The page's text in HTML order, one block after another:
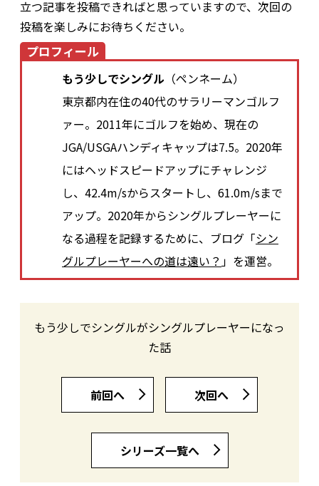
立つ記事を投稿できればと思っていますので、次回の
投稿を楽しみにお待ちください。
プロフィール
もう少しでシングル （ペンネーム）
東京都内在住の40代のサラリーマンゴルフ
ァー。2011年にゴルフを始め、現在の
JGA/USGAハンディキャップは7.5。2020年
にはヘッドスピードアップにチャレンジ
し、42.4m/sからスタートし、61.0m/sまで
アップ。2020年からシングルプレーヤーに
なる過程を記録するために、ブログ「シン
グルプレーヤーへの道は遠い？」を運営。
もう少しでシングルがシングルプレーヤーになっ
た話
前回へ 次回へ
シリーズ一覧へ